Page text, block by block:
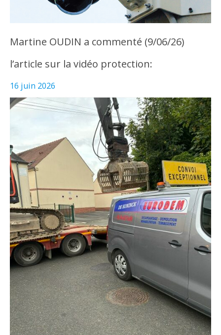
Martine OUDIN a commenté (9/06/26)
l’article sur la vidéo protection:
16 juin 2026